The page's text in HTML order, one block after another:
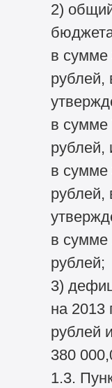
2)
в сумме
рублей,
в сумме
рублей,
в сумме
рублей,
в сумме
рублей;
3)
на 2013
рублей
380
1.3.